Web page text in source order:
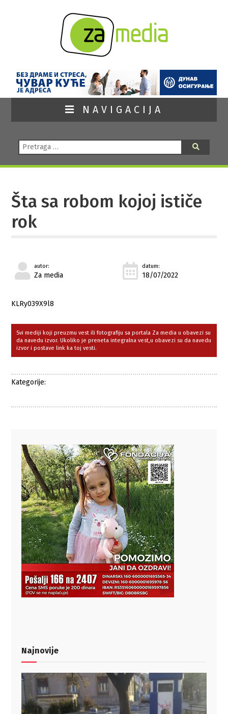
NAVIGACIJA
Pretraga:
Šta sa robom kojoj ističe
rok
autor:
Za media
datum:
18/07/2022
KLRy039X9l8
Svi mediji koji preuzmu vest ili fotografiju sa portala Za media u obavezi su
da navedu izvor. Ukoliko je preneta integralna vest,u obavezi su da navedu
izvor i postave link ka toj vesti.
Kategorije:
Najnovije